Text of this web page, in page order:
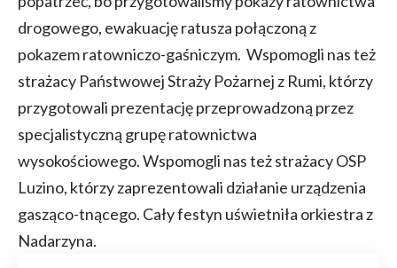
drogowego, ewakuację ratusza połączoną z
pokazem ratowniczo-gaśniczym. Wspomogli nas też
strażacy Państwowej Straży Pożarnej z Rumi, którzy
przygotowali prezentację przeprowadzoną przez
specjalistyczną grupę ratownictwa
wysokościowego. Wspomogli nas też strażacy OSP
Luzino, którzy zaprezentowali działanie urządzenia
gasząco-tnącego. Cały festyn uświetniła orkiestra z
Nadarzyna.